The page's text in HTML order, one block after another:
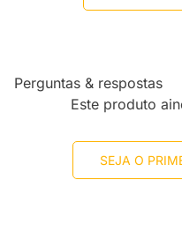
Perguntas & respostas
Este produto
SEJA O